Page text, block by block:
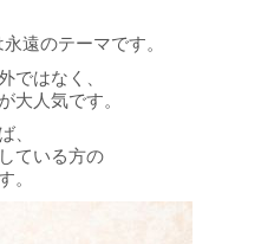
遠のテーマです。
ではなく、
大人気です。
、
ている方の
。